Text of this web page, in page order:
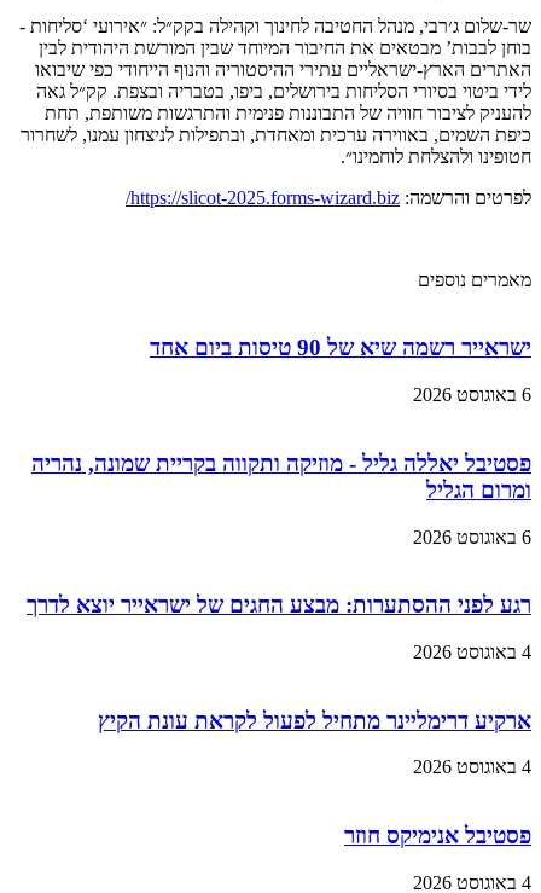
שר-שלום ג׳רבי, מנהל החטיבה לחינוך וקהילה בקק״ל: ״אירועי ‘סליחות -
בוחן לבבות’ מבטאים את החיבור המיוחד שבין המורשת היהודית לבין
האתרים הארץ-ישראליים עתירי ההיסטוריה והנוף הייחודי כפי שיבואו
לידי ביטוי בסיורי הסליחות בירושלים, ביפו, בטבריה ובצפת. קק״ל גאה
להעניק לציבור חוויה של התבוננות פנימית והתרגשות משותפת, תחת
כיפת השמים, באווירה ערכית ומאחדת, ובתפילות לניצחון עמנו, לשחרור
חטופינו ולהצלחת לוחמינו״.
לפרטים והרשמה: https://slicot-2025.forms-wizard.biz/
מאמרים נוספים
ישראייר רשמה שיא של 90 טיסות ביום אחד
6 באוגוסט 2026
פסטיבל יאללה גליל - מוזיקה ותקווה בקריית שמונה, נהריה
ומרום הגליל
6 באוגוסט 2026
רגע לפני ההסתערות: מבצע החגים של ישראייר יוצא לדרך
4 באוגוסט 2026
ארקיע דרימליינר מתחיל לפעול לקראת עונת הקיץ
4 באוגוסט 2026
פסטיבל אנימיקס חוזר
4 באוגוסט 2026